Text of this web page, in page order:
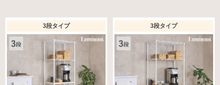
3段タイプ 3段タイプ